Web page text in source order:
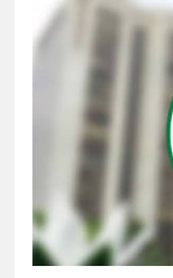
অভ্যন্তরীণ বিরোধ
চেহারা কি দেখা
বক্তব্য ভারত সমর্থন
সহযোগিতায় দিরাই-